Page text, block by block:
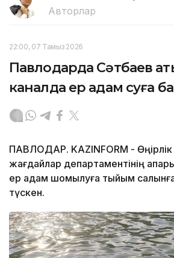
Авторлар
22:00, 07 Тамыз 2026
Павлодарда Сәтбаев
каналда ер адам суға
ПАВЛОДАР. KAZINFORM -
жағдайлар департаментінің
ер адам шомылуға тыйым
түскен.